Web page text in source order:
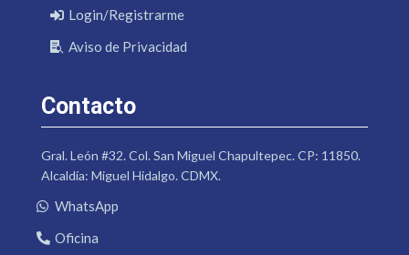
Login/Registrarme
Aviso de Privacidad
Contacto
Gral. León #32. Col. San Miguel Chapultepec. CP: 11850.
Alcaldía: Miguel Hidalgo. CDMX.
WhatsApp
Oficina